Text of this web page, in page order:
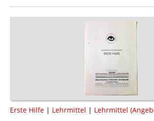
Erste Hilfe | Lehrmittel | Lehrmittel